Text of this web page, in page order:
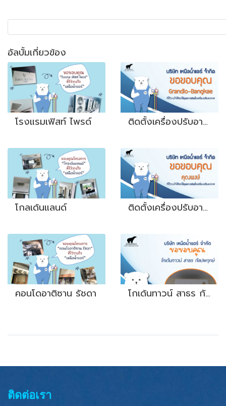
อัลบั้มเกี่ยวข้อง
โรงแรมเฟิสท์ ไพรด์ ติดตั้งเครื่องปรับอากาศ Grandio-Bangkae
โกลเด้นแลนด์ ติดตั้งเครื่องปรับอากาศ คุณพงษ์
คอนโดอาติซาน รัชดา โกเด้นทาวน์ สาธร กัลปพฤกษ์
ติดต่อเรา